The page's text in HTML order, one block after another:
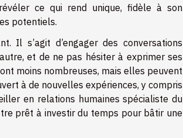
ce qui rend unique, fidèle à son
potentiels.
Il s’agit d’engager des conversations
et de ne pas hésiter à exprimer ses
moins nombreuses, mais elles peuvent
à de nouvelles expériences, y compris
en relations humaines spécialiste du
prêt à investir du temps pour bâtir une